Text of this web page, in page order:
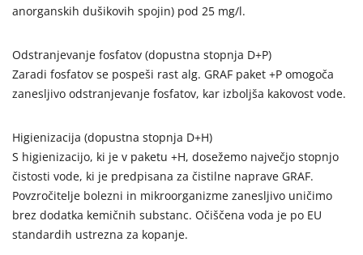
anorganskih dušikovih spojin) pod 25 mg/l.
Odstranjevanje fosfatov (dopustna stopnja D+P)
Zaradi fosfatov se pospeši rast alg. GRAF paket +P omogoča
zanesljivo odstranjevanje fosfatov, kar izboljša kakovost vode.
Higienizacija (dopustna stopnja D+H)
S higienizacijo, ki je v paketu +H, dosežemo največjo stopnjo
čistosti vode, ki je predpisana za čistilne naprave GRAF.
Povzročitelje bolezni in mikroorganizme zanesljivo uničimo
brez dodatka kemičnih substanc. Očiščena voda je po EU
standardih ustrezna za kopanje.